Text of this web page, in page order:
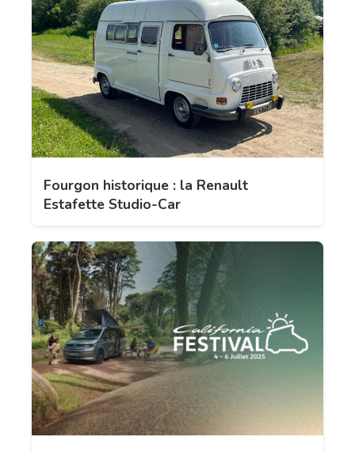
Fourgon historique : la Renault
Estafette Studio-Car